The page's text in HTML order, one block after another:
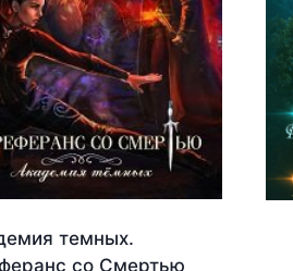
темных.
со Смертью